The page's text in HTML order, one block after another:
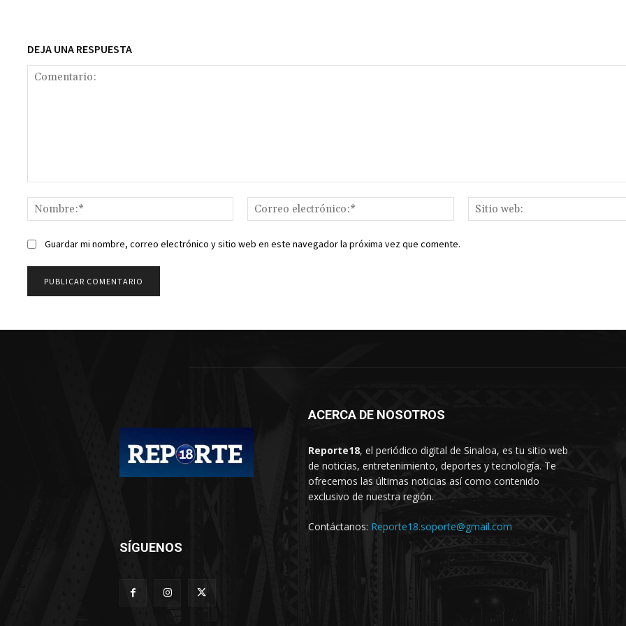
DEJA UNA RESPUESTA
Nombre:*
Correo
electrónico:*
Guardar mi nombre, correo electrónico y sitio web en este navegador la próxima vez que comente.
ACERCA DE NOSOTROS
Reporte18, el periódico digital de Sinaloa, es tu sitio web
de noticias, entretenimiento, deportes y tecnología. Te
ofrecemos las últimas noticias así como contenido
exclusivo de nuestra región.
Contáctanos: Reporte18.soporte@gmail.com
SÍGUENOS